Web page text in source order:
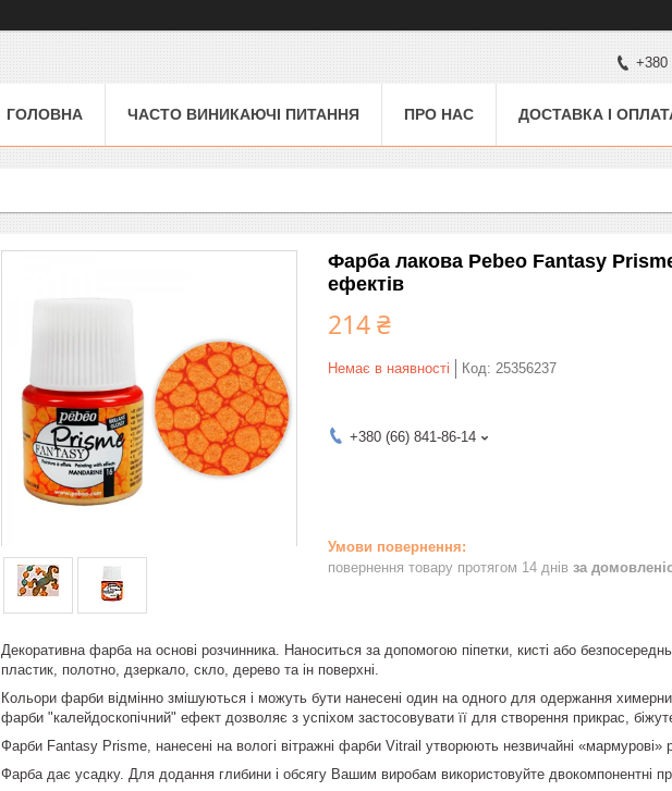
+380
ГОЛОВНА ЧАСТО ВИНИКАЮЧІ ПИТАННЯ ПРО НАС ДОСТАВКА І
Фарба лакова Pebeo Fantasy
ефектів
214 ₴
Немає в наявності Код: 25356237
+380 (66) 841-86-14
повернення товару протягом 14 днів за
Декоративна фарба на основі розчинника. Наноситься за допомогою піпетки, кисті або
пластик, полотно, дзеркало, скло, дерево та ін поверхні.
Кольори фарби відмінно змішуються і можуть бути нанесені один на одного для одержання
фарби "калейдоскопічний" ефект дозволяє з успіхом застосовувати її для створення прикрас,
Фарби Fantasy Prisme, нанесені на вологі вітражні фарби Vitrail утворюють незвичайні
Фарба дає усадку. Для додання глибини і обсягу Вашим виробам використовуйте двокомпонентні